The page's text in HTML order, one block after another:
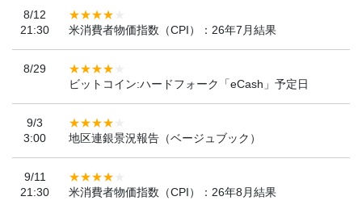
8/12
21:30
米消費者物価指数（CPI）：26年7月結果
8/29
ビットコイン:ハードフォーク「eCash」予定日
9/3
3:00
地区連銀景況報告（ベージュブック）
9/11
21:30
米消費者物価指数（CPI）：26年8月結果